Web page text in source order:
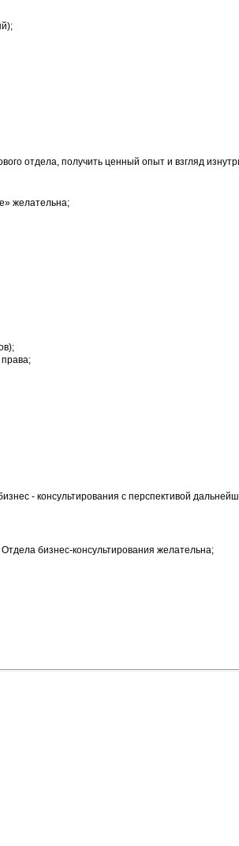
отдела, получить ценный опыт и взгляд
желательна;
- консультирования с перспективой
бизнес-консультирования желательна;